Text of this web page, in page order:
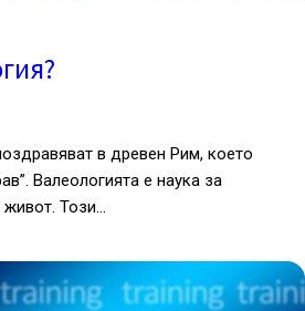
в древен Рим, което
Валеологията е наука за
живот. Този…